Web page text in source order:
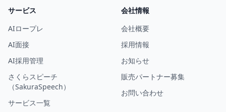
サービス
AIロープレ
AI面接
AI採用管理
さくらスピーチ
（SakuraSpeech）
サービス一覧
会社情報
会社概要
採用情報
お知らせ
販売パートナー募集
お問い合わせ